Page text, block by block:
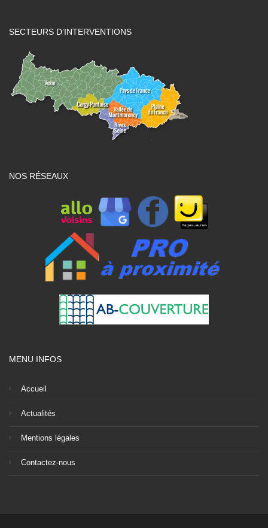
SECTEURS D’INTERVENTIONS
NOS RÉSEAUX
MENU INFOS
Accueil
Actualités
Mentions légales
Contactez-nous